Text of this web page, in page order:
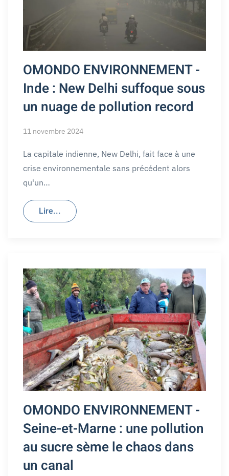
OMONDO ENVIRONNEMENT -
Inde : New Delhi suffoque sous
un nuage de pollution record
11 novembre 2024
La capitale indienne, New Delhi, fait face à une
crise environnementale sans précédent alors
qu'un…
Lire...
OMONDO ENVIRONNEMENT -
Seine-et-Marne : une pollution
au sucre sème le chaos dans
un canal